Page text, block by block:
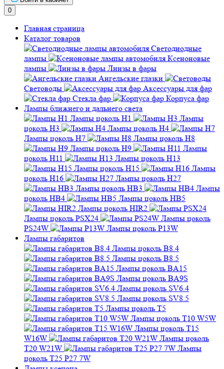
Каталог товаров
Ксеноновые лампы
Линзы в фары
Ангельские глазки
Световоды
Аксессуары для фар
Стекла фар
Корпуса фар
Лампы ближнего и дальнего света
Лампы цоколь H1
Лампы
цоколь H3
Лампы цоколь H4
Лампы цоколь H7
Лампы цоколь H8
Лампы цоколь H9
Лампы
цоколь H11
Лампы цоколь H13
Лампы цоколь H15
Лампы
цоколь H16
Лампы цоколь H27
Лампы цоколь HB3
Лампы
цоколь HB4
Лампы цоколь HB5
Лампы цоколь HIR2
Лампы цоколь PSX24
Лампы цоколь
PS24W
Лампы цоколь P13W
Лампы габаритов
Лампы цоколь B8.4
Лампы цоколь B8.5
Лампы цоколь BA15
Лампы цоколь BA9S
Лампы цоколь SV6.4
Лампы цоколь SV8.5
Лампы цоколь T5
Лампы цоколь T10 W5W
Лампы цоколь T15 W16W
Лампы цоколь T20 W21W
Лампы цоколь T25 P27
7W
Лампы ксенона